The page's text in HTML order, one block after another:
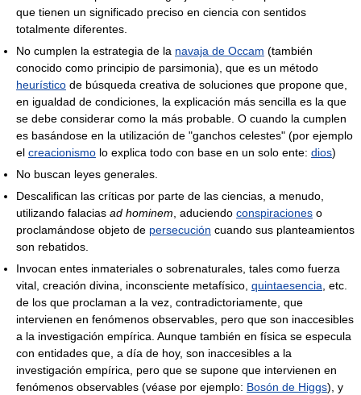
que tienen un significado preciso en ciencia con sentidos
totalmente diferentes.
No cumplen la estrategia de la navaja de Occam (también
conocido como principio de parsimonia), que es un método
heurístico de búsqueda creativa de soluciones que propone que,
en igualdad de condiciones, la explicación más sencilla es la que
se debe considerar como la más probable. O cuando la cumplen
es basándose en la utilización de "ganchos celestes" (por ejemplo
el creacionismo lo explica todo con base en un solo ente: dios)
No buscan leyes generales.
Descalifican las críticas por parte de las ciencias, a menudo,
utilizando falacias ad hominem , aduciendo conspiraciones o
proclamándose objeto de persecución cuando sus planteamientos
son rebatidos.
Invocan entes inmateriales o sobrenaturales, tales como fuerza
vital, creación divina, inconsciente metafísico, quintaesencia , etc.
de los que proclaman a la vez, contradictoriamente, que
intervienen en fenómenos observables, pero que son inaccesibles
a la investigación empírica. Aunque también en física se especula
con entidades que, a día de hoy, son inaccesibles a la
investigación empírica, pero que se supone que intervienen en
fenómenos observables (véase por ejemplo: Bosón de Higgs), y